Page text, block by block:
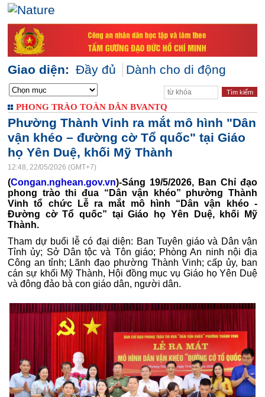
Giao diện: Đầy đủ Dành cho di động
PHONG TRÀO TOÀN DÂN BVANTQ
Phường Thành Vinh ra mắt mô hình "Dân
vận khéo – đường cờ Tổ quốc" tại Giáo
họ Yên Duệ, khối Mỹ Thành
12:48, 22/05/2026 (GMT+7)
(Congan.nghean.gov.vn)-Sáng 19/5/2026, Ban Chỉ đạo
phong trào thi đua “Dân vận khéo” phường Thành
Vinh tổ chức Lễ ra mắt mô hình “Dân vận khéo -
Đường cờ Tổ quốc” tại Giáo họ Yên Duệ, khối Mỹ
Thành.
Tham dự buổi lễ có đại diện: Ban Tuyên giáo và Dân vận
Tỉnh ủy; Sở Dân tộc và Tôn giáo; Phòng An ninh nội địa
Công an tỉnh; Lãnh đạo phường Thành Vinh; cấp ủy, ban
cán sự khối Mỹ Thành, Hội đồng mục vụ Giáo họ Yên Duệ
và đông đảo bà con giáo dân, người dân.